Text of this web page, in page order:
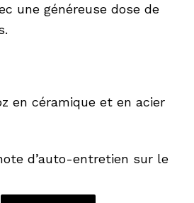
une généreuse dose de
en céramique et en acier
d’auto-entretien sur le